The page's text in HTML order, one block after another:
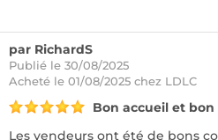
par RichardS
Publié le 30/08/2025
Acheté le 01/08/2025 chez LDLC
Bon accueil et bon
Les vendeurs ont été de bons